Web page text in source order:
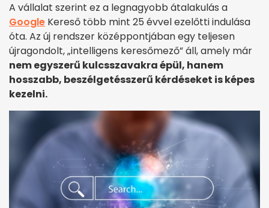
A vállalat szerint ez a legnagyobb átalakulás a
Google Kereső több mint 25 évvel ezelőtti indulása
óta. Az új rendszer középpontjában egy teljesen
újragondolt, „intelligens keresőmező” áll, amely már
nem egyszerű kulcsszavakra épül, hanem
hosszabb, beszélgetésszerű kérdéseket is képes
kezelni.